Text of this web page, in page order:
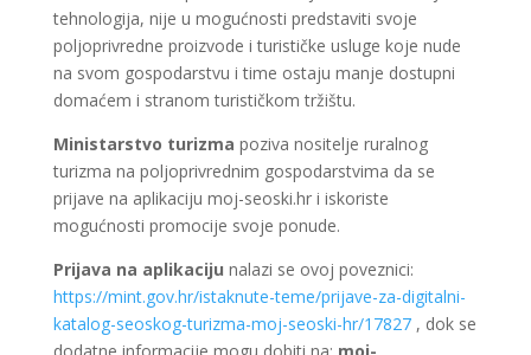
tehnologija, nije u mogućnosti predstaviti svoje
poljoprivredne proizvode i turističke usluge koje nude
na svom gospodarstvu i time ostaju manje dostupni
domaćem i stranom turističkom tržištu.
Ministarstvo turizma poziva nositelje ruralnog
turizma na poljoprivrednim gospodarstvima da se
prijave na aplikaciju moj-seoski.hr i iskoriste
mogućnosti promocije svoje ponude.
Prijava na aplikaciju nalazi se ovoj poveznici:
https://mint.gov.hr/istaknute-teme/prijave-za-digitalni-
katalog-seoskog-turizma-moj-seoski-hr/17827, dok se